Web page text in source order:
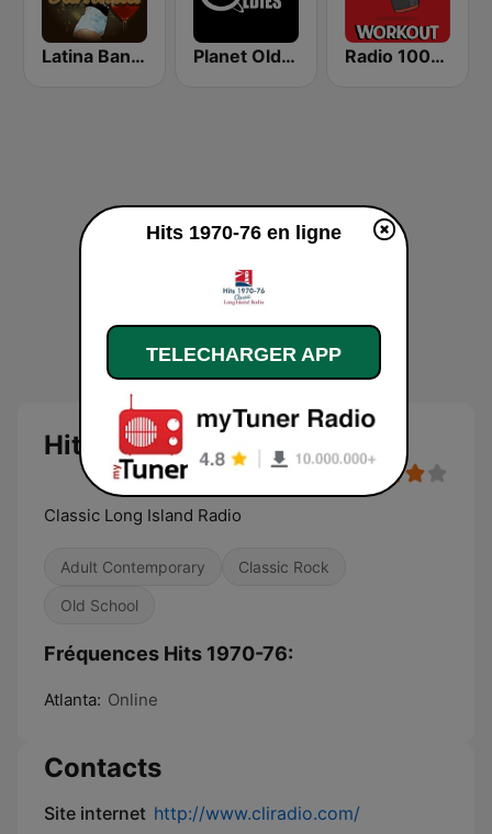
Latina Bandida! Planet Oldies Radio Radio 100% Workout
Hits 1970-76
Classic Long Island Radio
Adult Contemporary Classic Rock
Old School
Fréquences Hits 1970-76:
Atlanta: Online
Contacts
Site internet http://www.cliradio.com/
Hits 1970-76 en ligne
TELECHARGER APP